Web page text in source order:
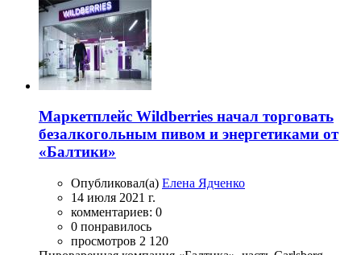
Маркетплейс Wildberries начал торговать
безалкогольным пивом и энергетиками от
«Балтики»
Опубликовал(а) Елена Ядченко
14 июля 2021 г.
комментариев: 0
0 понравилось
просмотров 2 120